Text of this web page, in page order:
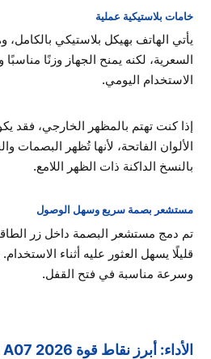
خامات بلاستيكية عملية
يأتي الهاتف بهيكل بلاستيكي
السعرية، لكنه يمنح الجهاز وزنًا
الاستخدام اليومي.
إذا كنت تهتم بالمظهر الخارجي، فقد
الألوان الفاتحة، لأنها تُظهر
بالنسخ الداكنة ذات الظهر اللامع.
مستشعر بصمة سريع وسهل الوصول
تم دمج مستشعر البصمة داخل زر
قليلًا يسهل العثور عليه أثناء
وسرعة مناسبة في فتح القفل.
الأداء: أبرز نقاط قوة Galaxy A07 2026